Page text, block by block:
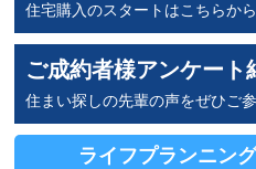
住宅購入のスタートはこちらから
ご成約者様アンケート
住まい探しの先輩の声をぜひご参
ライフプランニン